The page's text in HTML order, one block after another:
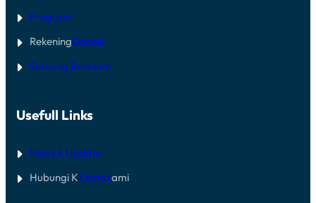
Program
RekeningDonasi
Gabung Relawan
Usefull Links
News & Update
Hubungi KKontakami